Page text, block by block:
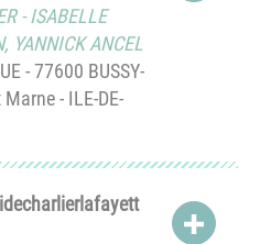
-ISABELLE
, YANNICK ANCEL
- 77600 BUSSY-
Marne - ILE-DE-